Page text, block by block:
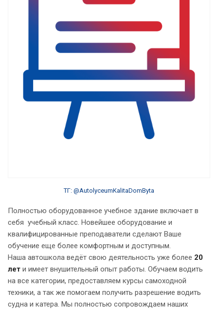
ТГ: @AutolyceumKalitaDomByta
Полностью оборудованное учебное здание включает в
себя учебный класс. Новейшее оборудование и
квалифицированные преподаватели сделают Ваше
обучение еще более комфортным и доступным.
Наша автошкола ведёт свою деятельность уже более 20
лет и имеет внушительный опыт работы. Обучаем водить
на все категории, предоставляем курсы самоходной
техники, а так же помогаем получить разрешение водить
судна и катера. Мы полностью сопровождаем наших